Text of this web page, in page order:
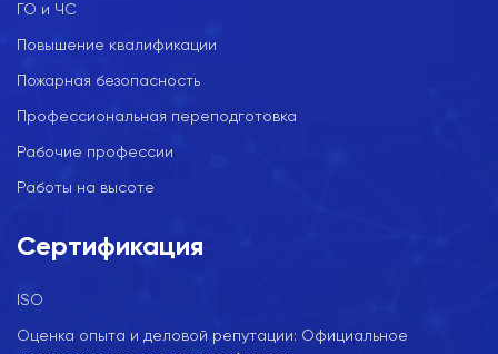
ГО и ЧС
Повышение квалификации
Пожарная безопасность
Профессиональная переподготовка
Рабочие профессии
Работы на высоте
Сертификация
ISO
Оценка опыта и деловой репутации: Официальное